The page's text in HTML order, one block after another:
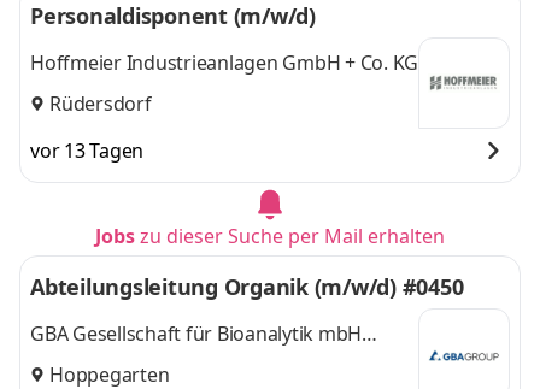
Personaldisponent (m/w/d)
Hoffmeier Industrieanlagen GmbH + Co. KG
Rüdersdorf
vor 13 Tagen
Jobszu dieser Suche per Mail erhalten
Abteilungsleitung Organik (m/w/d) #0450
GBA Gesellschaft für Bioanalytik mbH
Standort Berlin-Brandenburg
Hoppegarten